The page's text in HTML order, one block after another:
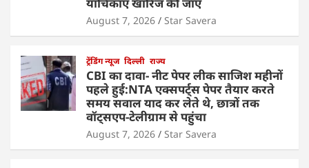
याचिकाएं खारिज की जाए
August 7, 2026 Star Savera
ट्रेंडिंग न्यूज दिल्ली राज्य
CBI का दावा- नीट पेपर लीक साजिश महीनों
पहले हुई:NTA एक्सपर्ट्स पेपर तैयार करते
समय सवाल याद कर लेते थे, छात्रों तक
वॉट्सएप-टेलीग्राम से पहुंचा
August 7, 2026 Star Savera